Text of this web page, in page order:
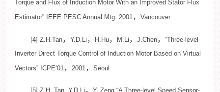
Torque and Flux of Induction Motor With an Improved Stator Flux
Estimator” IEEE PESC Annual Mtg. 2001， Vancouver
[4] Z.H.Tan， Y.D.Li ， H.Hu， M.Li ， J.Chen， “Three-level
Inverter Direct Torque Control of Induction Motor Based on Virtual
Vectors” ICPE’01 ， 2001 ， Seoul
[5] Z.H. Tan, Y.D.Li ， Y. Zeng,“A Three-level Speed Sensor-